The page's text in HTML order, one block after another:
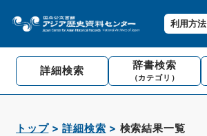
利用方法
詳細検索 辞書検索
（カテゴリ）
トップ 詳細検索 検索結果一覧